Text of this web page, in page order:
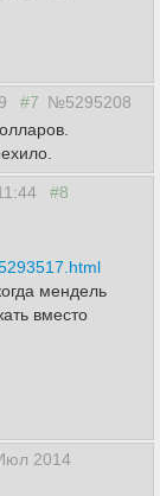
#7 №5295208
#8
мендель
вместо
2014